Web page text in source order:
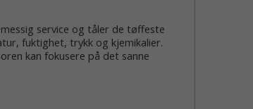
service og tåler de tøffeste
fuktighet, trykk og kjemikalier.
kan fokusere på det sanne